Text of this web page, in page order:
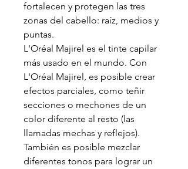
fortalecen y protegen las tres
zonas del cabello: raíz, medios y
puntas.
L'Oréal Majirel es el tinte capilar
más usado en el mundo. Con
L'Oréal Majirel, es posible crear
efectos parciales, como teñir
secciones o mechones de un
color diferente al resto (las
llamadas mechas y reflejos).
También es posible mezclar
diferentes tonos para lograr un